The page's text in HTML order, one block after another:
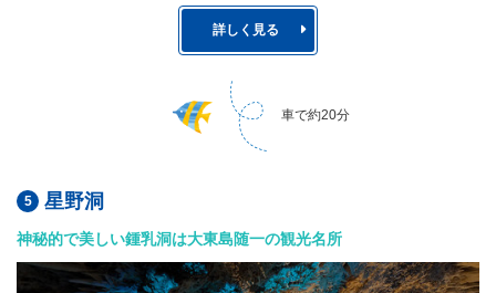
詳しく見る
車で約20分
星野洞
神秘的で美しい鍾乳洞は大東島随一の観光名所